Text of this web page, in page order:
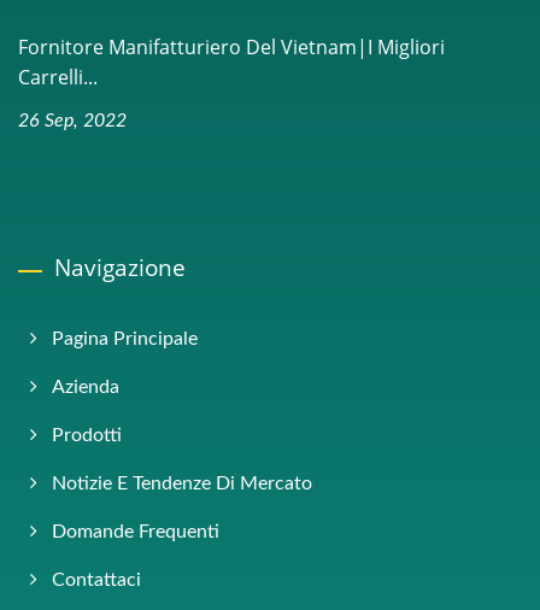
Fornitore Manifatturiero Del Vietnam|I Migliori
Carrelli...
26 Sep, 2022
Navigazione
Pagina Principale
Azienda
Prodotti
Notizie E Tendenze Di Mercato
Domande Frequenti
Contattaci